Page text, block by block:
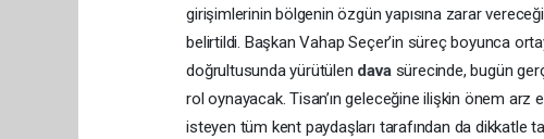
girişimlerinin bölgenin özgün yapısına zarar
belirtildi. Başkan Vahap Seçer’in süreç boyunca
doğrultusunda yürütülen dava sürecinde, bugün
rol oynayacak. Tisan’ın geleceğine ilişkin önem arz
isteyen tüm kent paydaşları tarafından da dikkatle